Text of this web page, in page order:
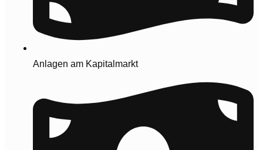
Anlagen am Kapitalmarkt